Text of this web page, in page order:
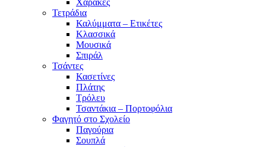
Τετράδια
Καλύμματα – Ετικέτες
Κλασσικά
Μουσικά
Σπιράλ
Τσάντες
Κασετίνες
Πλάτης
Τρόλευ
Τσαντάκια – Πορτοφόλια
Φαγητό στο Σχολείο
Παγούρια
Σουπλά